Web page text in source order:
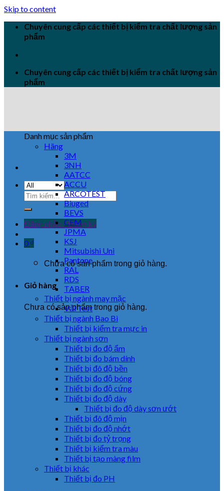
Skip to content
Chuyên cung cấp các thiết bị kiểm tra chất lượng sản
phẩm
Chuyên cung cấp các thiết bị kiểm tra chất lượng sản
phẩm
Đăng nhập / Đăng ký
0 ₫
Chưa có sản phẩm trong giỏ hàng.
Giỏ hàng
Chưa có sản phẩm trong giỏ hàng.
Danh mục sản phẩm
Hãng
3M
3NH
AATCC
ACCU
ARCOTEST
Biuged
BEVS
CEM
JPMA
KSJ
Mitsubishi Uni
Pantone
RAL
RDS
TABER
Thiết bị ngành may mặc
Vải Test
Thiết bị ngành Bao Bì
Thiết bị kiểm tra mực in
Thiết bị ngành sơn
Thiết bị đo độ ẩm
Thiết bị đo bám dính
Thiết bị đô độ bền
Thiết bị đo độ bóng
Thiết bị đo độ cứng
Thiết bị đo độ dày
Thiết bị đo độ dày sơn ướt
Thiết bị đô độ mịn
Thiết bị đo độ nhớt
Thiết bị đo tỷ trọng
Thiết bị kiểm tra màu
Thiết bị tạo màng film
Thiết bị khác
Thiết bị đo PH